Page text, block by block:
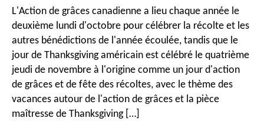
36
Meilleures
chansons
de
Thanksgiving
à
télécharger
gratuitement
L'Action de grâces canadienne a lieu chaque année le
deuxième lundi d'octobre pour célébrer la récolte et les
autres bénédictions de l'année écoulée, tandis que le
jour de Thanksgiving américain est célébré le quatrième
jeudi de novembre à l'origine comme un jour d'action
de grâces et de fête des récoltes, avec le thème des
vacances autour de l'action de grâces et la pièce
maîtresse de Thanksgiving […]